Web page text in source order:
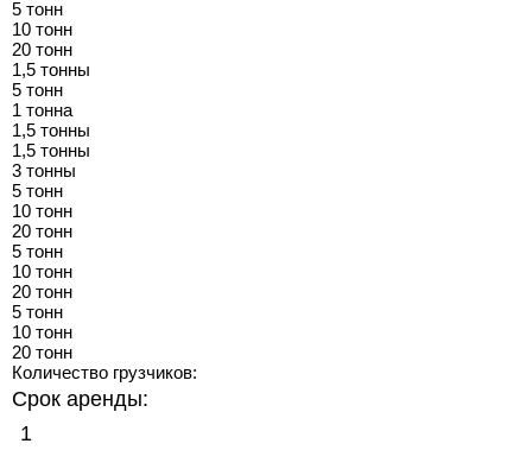
5 тонн
10 тонн
20 тонн
1,5 тонны
5 тонн
1 тонна
1,5 тонны
1,5 тонны
3 тонны
5 тонн
10 тонн
20 тонн
5 тонн
10 тонн
20 тонн
5 тонн
10 тонн
20 тонн
Количество грузчиков:
Срок аренды: